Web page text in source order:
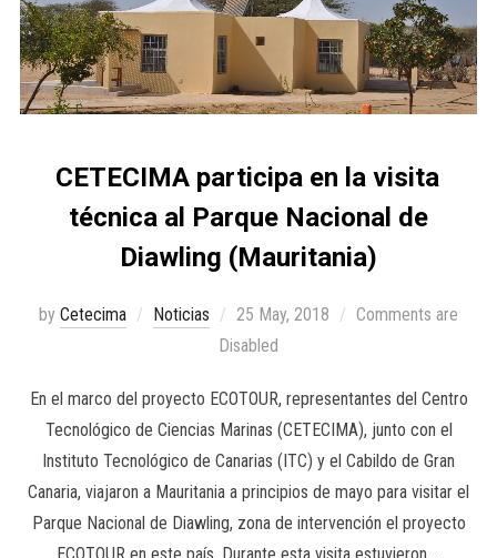
CETECIMA participa en la visita
técnica al Parque Nacional de
Diawling (Mauritania)
by Cetecima Noticias 25 May, 2018
Comments are
Disabled
En el marco del proyecto ECOTOUR, representantes del Centro
Tecnológico de Ciencias Marinas (CETECIMA), junto con el
Instituto Tecnológico de Canarias (ITC) y el Cabildo de Gran
Canaria, viajaron a Mauritania a principios de mayo para visitar el
Parque Nacional de Diawling, zona de intervención el proyecto